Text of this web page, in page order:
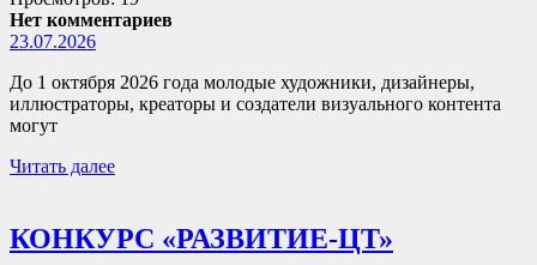
Нет комментариев
23.07.2026
До 1 октября 2026 года молодые художники, дизайнеры,
иллюстраторы, креаторы и создатели визуального контента
могут
Читать далее
КОНКУРС «РАЗВИТИЕ-ЦТ»